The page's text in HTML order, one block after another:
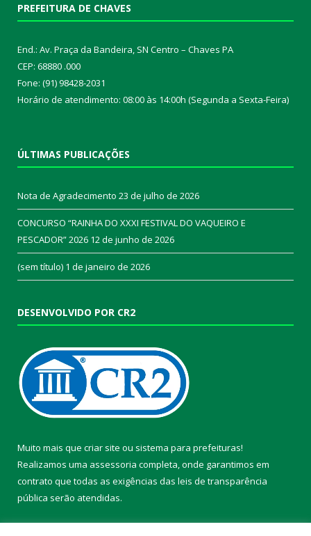
PREFEITURA DE CHAVES
End.: Av. Praça da Bandeira, SN Centro – Chaves PA
CEP: 68880 .000
Fone: (91) 98428-2031
Horário de atendimento: 08:00 às 14:00h (Segunda a Sexta-Feira)
ÚLTIMAS PUBLICAÇÕES
Nota de Agradecimento 23 de julho de 2026
CONCURSO “RAINHA DO XXXI FESTIVAL DO VAQUEIRO E
PESCADOR” 2026 12 de junho de 2026
(sem título) 1 de janeiro de 2026
DESENVOLVIDO POR CR2
Muito mais que criar site ou sistema para prefeituras!
Realizamos uma assessoria completa, onde garantimos em
contrato que todas as exigências das leis de transparência
pública serão atendidas.